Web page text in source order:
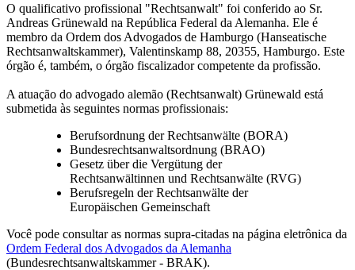
O qualificativo profissional "Rechtsanwalt" foi conferido ao Sr.
Andreas Grünewald na República Federal da Alemanha. Ele é
membro da Ordem dos Advogados de Hamburgo (Hanseatische
Rechtsanwaltskammer), Valentinskamp 88, 20355, Hamburgo. Este
órgão é, também, o órgão fiscalizador competente da profissão.
A atuação do advogado alemão (Rechtsanwalt) Grünewald está
submetida às seguintes normas profissionais:
Berufsordnung der Rechtsanwälte (BORA)
Bundesrechtsanwaltsordnung (BRAO)
Gesetz über die Vergütung der
Rechtsanwältinnen und Rechtsanwälte (RVG)
Berufsregeln der Rechtsanwälte der
Europäischen Gemeinschaft
Você pode consultar as normas supra-citadas na página eletrônica da
Ordem Federal dos Advogados da Alemanha
(Bundesrechtsanwaltskammer - BRAK).